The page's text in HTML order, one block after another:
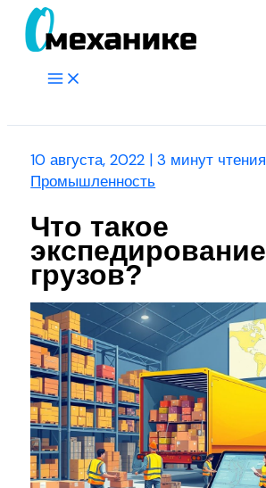
Перейти
Main
10 августа, 2022 |3 минут чтения
Промышленность
Что такое
экспедирование
грузов?